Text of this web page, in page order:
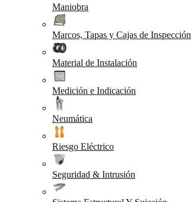
Maniobra
Marcos, Tapas y Cajas de Inspección
Material de Instalación
Medición e Indicación
Neumática
Riesgo Eléctrico
Seguridad & Intrusión